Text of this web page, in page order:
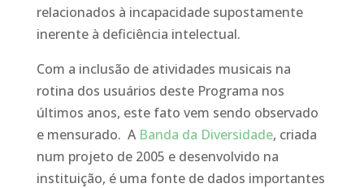
relacionados à incapacidade supostamente
inerente à deficiência intelectual.
Com a inclusão de atividades musicais na
rotina dos usuários deste Programa nos
últimos anos, este fato vem sendo observado
e mensurado. A Banda da Diversidade, criada
num projeto de 2005 e desenvolvido na
instituição, é uma fonte de dados importantes